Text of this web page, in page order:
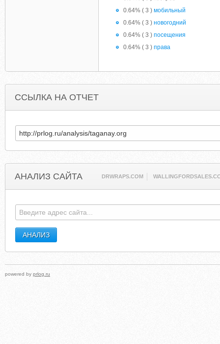
0.64% ( 3 ) мобильный
0.64% ( 3 ) новогодний
0.64% ( 3 ) посещения
0.64% ( 3 ) права
ССЫЛКА НА ОТЧЕТ
АНАЛИЗ САЙТА DRWRAPS.COM
powered by prlog.ru